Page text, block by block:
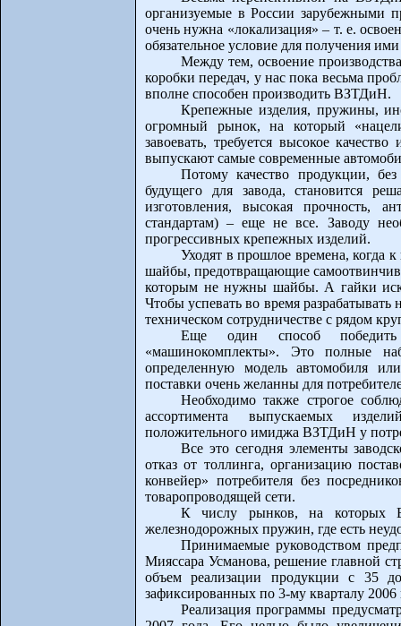
организуемые в России зарубежными
очень нужна «локализация» – т. е.
обязательное условие для получения
Между тем, освоение
коробки передач, у нас пока весьма
вполне способен производить ВЗТДиН.
Крепежные изделия, пружины,
огромный рынок, на который
завоевать, требуется высокое
выпускают самые современные
Потому качество продукции,
будущего для завода, становится
изготовления, высокая прочность,
стандартам) – еще не все. Заводу
прогрессивных крепежных изделий.
Уходят в прошлое времена,
шайбы, предотвращающие
которым не нужны шайбы. А гайки
Чтобы успевать во время
техническом сотрудничестве с рядом
Еще один способ
«машинокомплекты». Это полные
определенную модель автомобиля
поставки очень желанны для
Необходимо также строгое
ассортимента выпускаемых
положительного имиджа ВЗТДиН у
Все это сегодня элементы
отказ от толлинга, организацию
конвейер» потребителя без
товаропроводящей сети.
К числу рынков, на которых
железнодорожных пружин, где есть
Принимаемые руководством
Мияссара Усманова, решение главной
объем реализации продукции с 35
зафиксированных по 3-му кварталу 2006
Реализация программы